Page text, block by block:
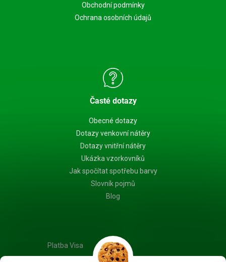
Obchodní podmínky
Ochrana osobních údajů
Časté dotazy
Obecné dotazy
Dotazy venkovní nátěry
Dotazy vnitřní nátěry
Ukázka vzorkovníků
Jak spočítat spotřebu barvy
Slovník pojmů
Blog
Platba Visa